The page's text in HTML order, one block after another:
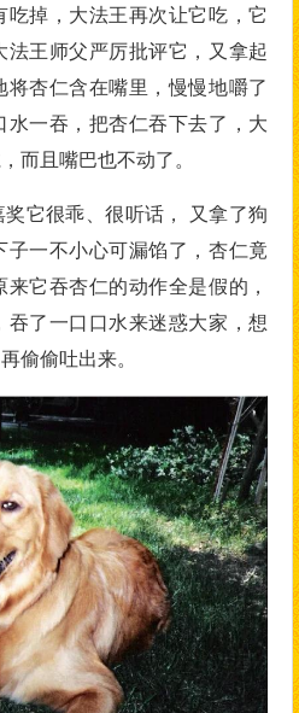
吃掉，大法王再次让它吃，它
法王师父严厉批评它，又拿起
杏仁含在嘴里，慢慢地嚼了
水一吞，把杏仁吞下去了，大
而且嘴巴也不动了。
它很乖、很听话， 又拿了狗
一不小心可漏馅了，杏仁竟
它吞杏仁的动作全是假的，
了一口口水来迷惑大家，想
偷偷吐出来。